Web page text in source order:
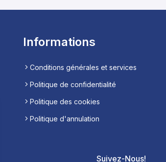
Informations
Conditions générales et services
Politique de confidentialité
Politique des cookies
Politique d'annulation
Suivez-Nous!